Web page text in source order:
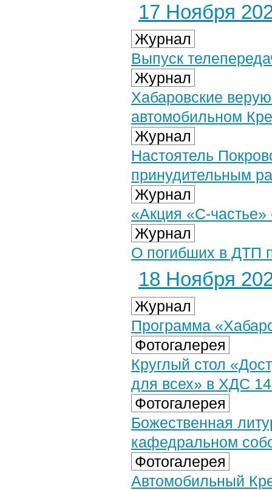
17 Ноября
Журнал
Выпуск
Журнал
Хабаровские
автомобильном
Журнал
Настоятель
принудительным
Журнал
«Акция «С-частье»
Журнал
О погибших в ДТП
18 Ноября
Журнал
Программа
Фотогалерея
Круглый стол
для всех» в ХДС
Фотогалерея
Божественная
кафедральном
Фотогалерея
Автомобильный